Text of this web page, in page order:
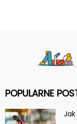
POPULARNE